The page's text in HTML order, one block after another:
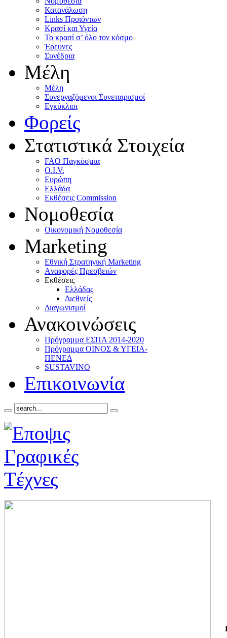
Κατανάλωση
Links Προιόντων
Κρασί και Υγεία
To κρασί σ’ όλο τον κόσμο
Έρευνες
Συνέδρια
Μέλη
Mέλη
Συνεργαζόμενοι Συνεταιρισμοί
Εγκύκλιοι
Φορείς
Στατιστικά Στοιχεία
FAO Παγκόσμια
O.I.V.
Ευρώπη
Ελλάδα
Eκθέσεις Commission
Νομοθεσία
Οικονομική Νομοθεσία
Marketing
Eθνική Στρατηγική Marketing
Aναφορές Πρεσβειών
Eκθέσεις
Eλλάδας
Διεθνείς
Διαγωνισμοί
Ανακοινώσεις
Πρόγραμμα ΕΣΠΑ 2014-2020
Πρόγραμμα ΟΙΝΟΣ & ΥΓΕΙΑ-
ΠΕΝΕΔ
SUSTAVINO
Επικοινωνία